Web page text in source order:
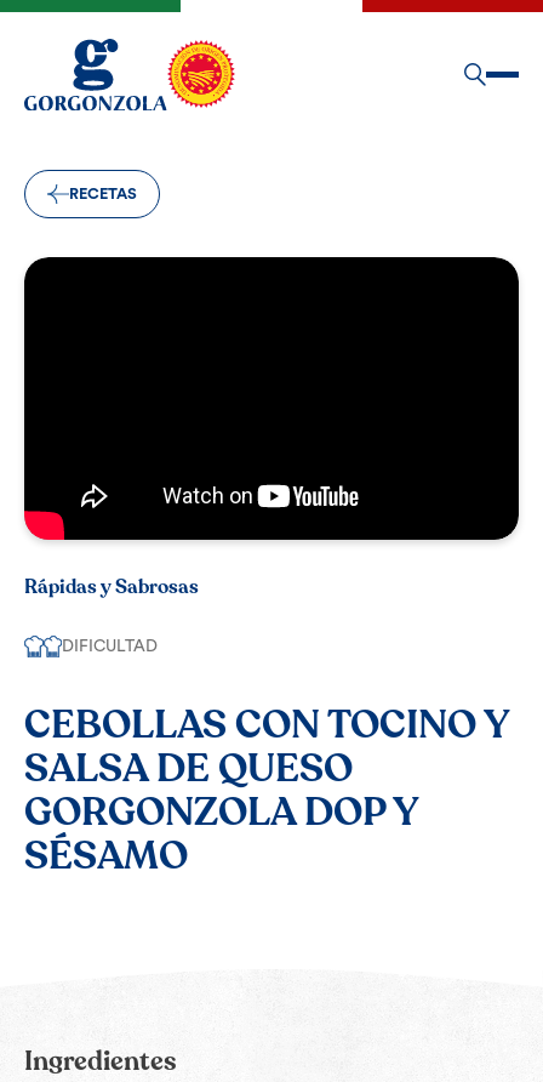
RECETAS
Rápidas y Sabrosas
DIFICULTAD
CEBOLLAS CON TOCINO Y
SALSA DE QUESO
GORGONZOLA DOP Y
SÉSAMO
Ingredientes